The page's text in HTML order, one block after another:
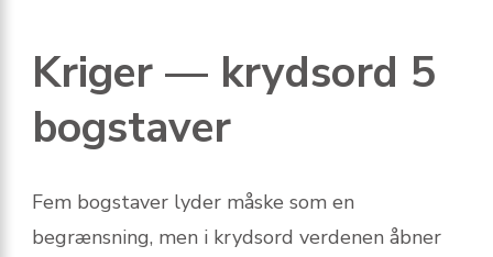
Kriger — krydsord 5
bogstaver
Fem bogstaver lyder måske som en
begrænsning, men i krydsord verdenen åbner